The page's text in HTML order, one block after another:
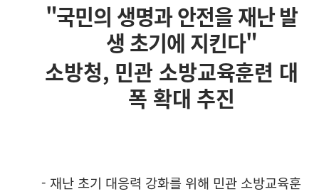
"국민의 생명과 안전을 재난 발
생 초기에 지킨다"
소방청, 민관 소방교육훈련 대
폭 확대 추진
- 재난 초기 대응력 강화를 위해 민관 소방교육훈